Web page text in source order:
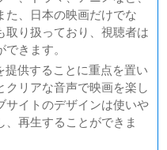
た、日本の映画だけでな
取り扱っており、視聴者は
きます。
提供することに重点を置い
リアな音声で映画を楽し
サイトのデザインは使いや
再生することができま